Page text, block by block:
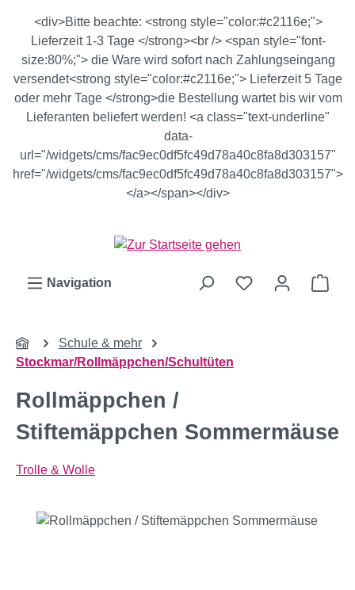
Zum Hauptinhalt springen
<div>Bitte beachte: <strong style="color:#c2116e;">
Lieferzeit 1-3 Tage </strong><br /> <span style="font-
size:80%;"> die Ware wird sofort nach Zahlungseingang
versendet<strong style="color:#c2116e;"> Lieferzeit 5 Tage
oder mehr Tage </strong>die Bestellung wartet bis wir vom
Lieferanten beliefert werden! <a class="text-underline"
data-
url="/widgets/cms/fac9ec0df5fc49d78a40c8fa8d303157"
href="/widgets/cms/fac9ec0df5fc49d78a40c8fa8d303157">
</a></span></div>
Navigation
Schule & mehr
Stockmar/Rollmäppchen/Schultüten
Rollmäppchen /
Stiftemäppchen Sommermäuse
Trolle & Wolle
Bildergalerie überspringen